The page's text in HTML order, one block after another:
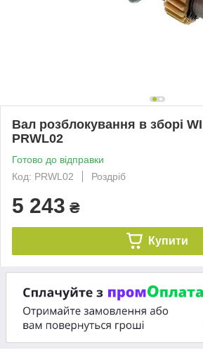
Вал розблокування в зборі
PRWL02
Готово до відправки
Код: PRWL02
Роздріб
5 243 ₴
Купити